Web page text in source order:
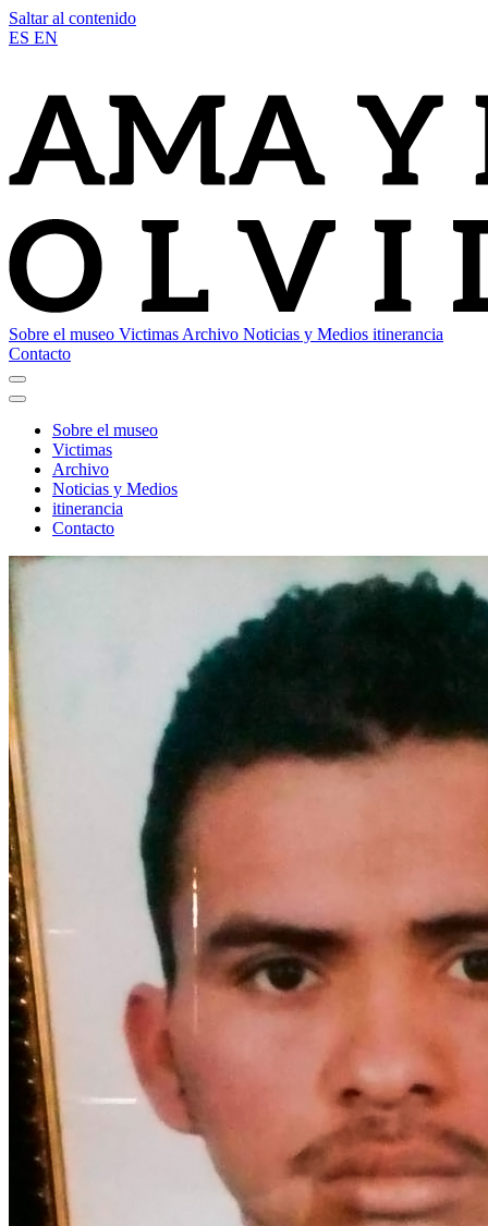
Saltar al contenido
ES EN
Sobre el museo Victimas Archivo Noticias y Medios itinerancia
Contacto
Sobre el museo
Victimas
Archivo
Noticias y Medios
itinerancia
Contacto